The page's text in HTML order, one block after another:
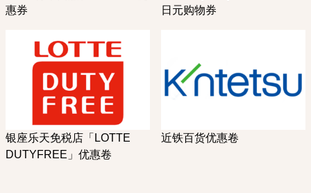
惠券
日元购物券
银座乐天免税店「LOTTE
DUTYFREE」优惠卷
近铁百货优惠卷